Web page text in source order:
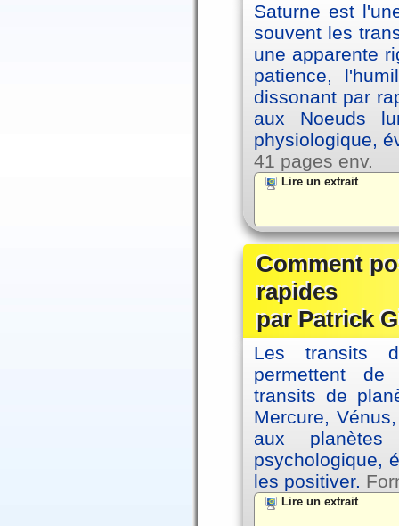
Saturne est
souvent les
une apparente
patience,
dissonant par
aux Noeuds
physiologique,
41 pages env.
Lire un extrait
Comment
rapides
par Patrick
Les transits
permettent de
transits de
Mercure,
aux
psychologique,
les positiver.
Lire un extrait